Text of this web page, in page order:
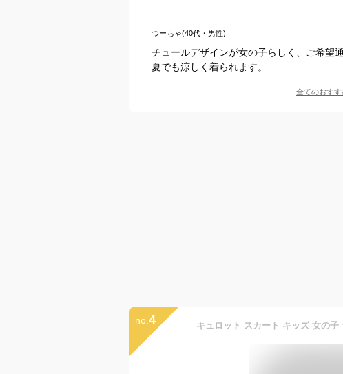
つーちゃ(40代・男性)
チュールデザインが女の子らしく、ご希望
夏でも涼しく着られます。
全てのおすす
no. 4